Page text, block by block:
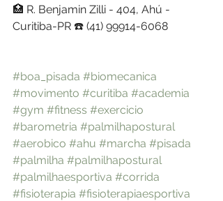
🏥 R. Benjamin Zilli - 404, Ahú -
Curitiba-PR ☎️ (41) 99914-6068
#boa_pisada #biomecanica
#movimento #curitiba #academia
#gym #fitness #exercicio
#barometria #palmilhapostural
#aerobico #ahu #marcha #pisada
#palmilha #palmilhapostural
#palmilhaesportiva #corrida
#fisioterapia #fisioterapiaesportiva